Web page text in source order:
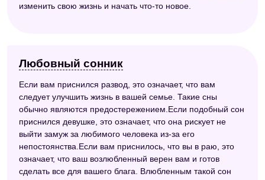
изменить свою жизнь и начать что-то новое.
Любовный сонник
Если вам приснился развод, это означает, что вам
следует улучшить жизнь в вашей семье. Такие сны
обычно являются предостережением.Если подобный сон
приснился девушке, это означает, что она рискует не
выйти замуж за любимого человека из-за его
непостоянства.Если вам приснилось, что вы в раю, это
означает, что ваш возлюбленный верен вам и готов
сделать все для вашего блага. Влюбленным такой сон